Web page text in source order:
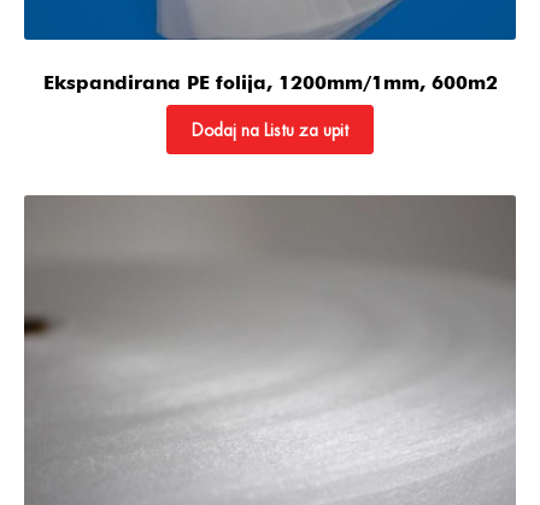
Ekspandirana PE folija, 1200mm/1mm, 600m2
Dodaj na Listu za upit